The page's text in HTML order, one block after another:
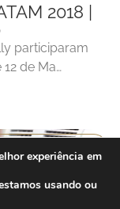
2018 |
participaram
de Ma…
experiência em
usando ou